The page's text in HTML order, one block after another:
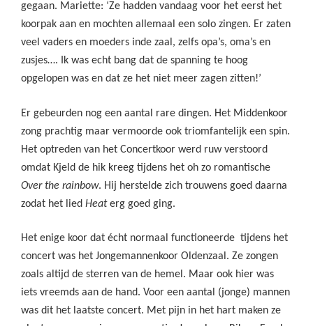
gegaan. Mariette: ‘Ze hadden vandaag voor het eerst het
koorpak aan en mochten allemaal een solo zingen. Er zaten
veel vaders en moeders inde zaal, zelfs opa’s, oma’s en
zusjes…. Ik was echt bang dat de spanning te hoog
opgelopen was en dat ze het niet meer zagen zitten!’
Er gebeurden nog een aantal rare dingen. Het Middenkoor
zong prachtig maar vermoorde ook triomfantelijk een spin.
Het optreden van het Concertkoor werd ruw verstoord
omdat Kjeld de hik kreeg tijdens het oh zo romantische
Over the rainbow. Hij herstelde zich trouwens goed daarna
zodat het lied Heaterg goed ging.
Het enige koor dat écht normaal functioneerde tijdens het
concert was het Jongemannenkoor Oldenzaal. Ze zongen
zoals altijd de sterren van de hemel. Maar ook hier was
iets vreemds aan de hand. Voor een aantal (jonge) mannen
was dit het laatste concert. Met pijn in het hart maken ze